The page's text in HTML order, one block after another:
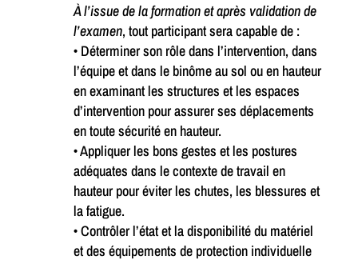
À l’issue de la formation et après validation de
l’examen, tout participant sera capable de :
• Déterminer son rôle dans l’intervention, dans
l’équipe et dans le binôme au sol ou en hauteur
en examinant les structures et les espaces
d’intervention pour assurer ses déplacements
en toute sécurité en hauteur.
• Appliquer les bons gestes et les postures
adéquates dans le contexte de travail en
hauteur pour éviter les chutes, les blessures et
la fatigue.
• Contrôler l’état et la disponibilité du matériel
et des équipements de protection individuelle